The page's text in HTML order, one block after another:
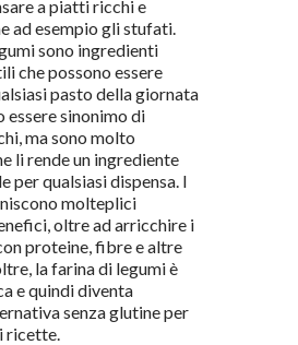
a piatti ricchi e
ad esempio gli stufati.
sono ingredienti
che possono essere
pasto della giornata
essere sinonimo di
ma sono molto
li rende un ingrediente
per qualsiasi dispensa. I
molteplici
oltre ad arricchire i
proteine, fibre e altre
la farina di legumi è
e quindi diventa
senza glutine per
ricette.